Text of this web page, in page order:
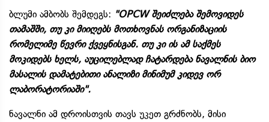
ბლუმი ამბობს შემდეგს: "OPCW შეიძლება შემოვიდეს
თამაშში, თუ კი მიიღებს მოთხოვნას ორგანიზაციის
რომელიმე წევრი ქვეყნისგან. თუ კი ის ამ საქმეს
მოკიდებს ხელს, აუცილებლად ჩატარდება ნავალნის ბიო
მასალის დამატებითი ანალიზი მინიმუმ კიდევ ორ
ლაბორატორიაში".
ნავალნი ამ დროისთვის თავს უკეთ გრძნობს, მისი